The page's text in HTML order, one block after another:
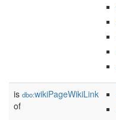
is dbo:wikiPageWikiLink
of